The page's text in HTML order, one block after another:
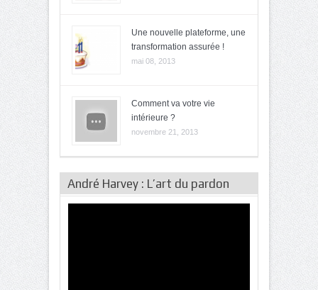
Une nouvelle plateforme, une
transformation assurée !
mai 08, 2013
Comment va votre vie
intérieure ?
novembre 21, 2013
André Harvey : L’art du pardon